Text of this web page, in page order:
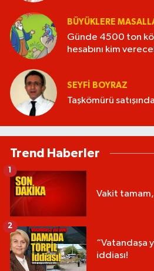
BÜYÜKLERE
Günde 4500 ton
hesabını kim
SEYFI BOYRAZ
Taşkömürü
Trend Haberler
Vakit
“Vatandaşa
iddiası!
2